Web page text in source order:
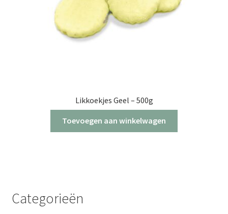
Likkoekjes Geel – 500g
Toevoegen aan winkelwagen
Categorieën